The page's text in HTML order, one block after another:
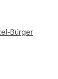
Bürger